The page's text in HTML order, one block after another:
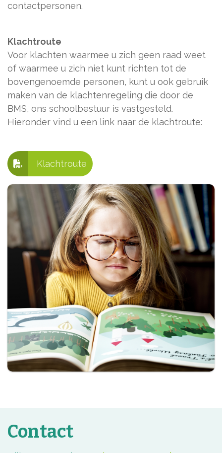
contactpersonen.
Klachtroute
Voor klachten waarmee u zich geen raad weet
of waarmee u zich niet kunt richten tot de
bovengenoemde personen, kunt u ook gebruik
maken van de klachtenregeling die door de
BMS, ons schoolbestuur is vastgesteld.
Hieronder vind u een link naar de klachtroute:
Klachtroute
Contact